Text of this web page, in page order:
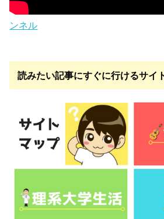
ンネル
読みたい記事にすぐに行けるサイ